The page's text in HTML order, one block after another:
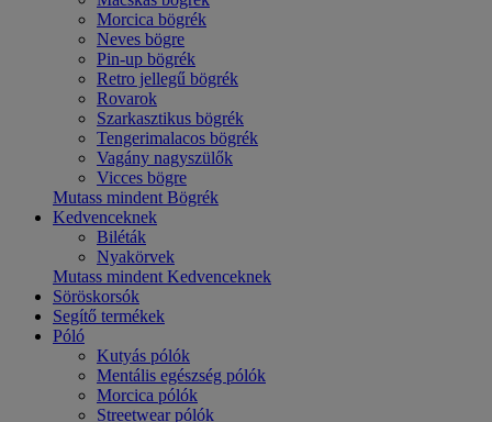
Morcica bögrék
Neves bögre
Pin-up bögrék
Retro jellegű bögrék
Rovarok
Szarkasztikus bögrék
Tengerimalacos bögrék
Vagány nagyszülők
Vicces bögre
Mutass mindent Bögrék
Kedvenceknek
Biléták
Nyakörvek
Mutass mindent Kedvenceknek
Söröskorsók
Segítő termékek
Póló
Kutyás pólók
Mentális egészség pólók
Morcica pólók
Streetwear pólók